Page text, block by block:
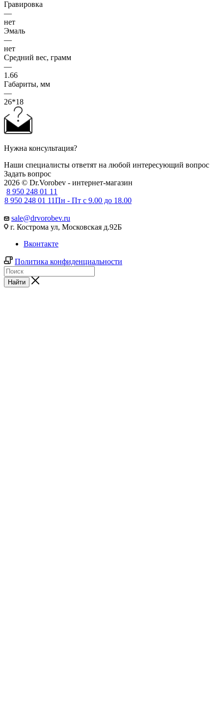
Гравировка
—
нет
Эмаль
—
нет
Средний вес, грамм
—
1.66
Габариты, мм
—
26*18
Нужна консультация?
Наши специалисты ответят на любой интересующий вопрос
Задать вопрос
2026 © Dr.Vorobev - интернет-магазин
8 950 248 01 11
8 950 248 01 11Пн - Пт с 9.00 до 18.00
sale@drvorobev.ru
г. Кострома ул, Московская д.92Б
Вконтакте
Политика конфиденциальности
Найти